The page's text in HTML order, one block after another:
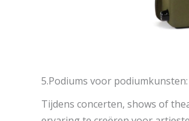
5.Podiums voor podiumkunsten:
Tijdens concerten, shows of